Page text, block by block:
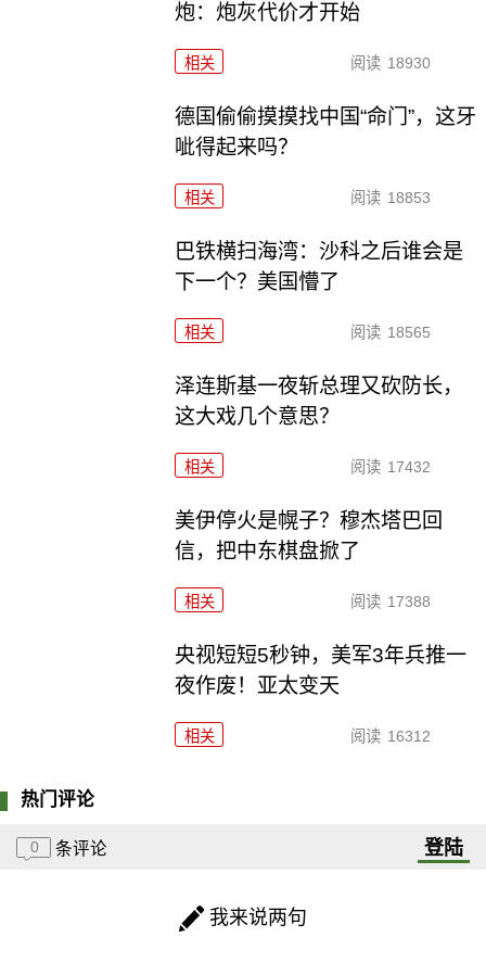
炮：炮灰代价才开始
相关 阅读 18930
德国偷偷摸摸找中国“命门”，这牙
呲得起来吗？
相关 阅读 18853
巴铁横扫海湾：沙科之后谁会是
下一个？美国懵了
相关 阅读 18565
泽连斯基一夜斩总理又砍防长，
这大戏几个意思？
相关 阅读 17432
美伊停火是幌子？穆杰塔巴回
信，把中东棋盘掀了
相关 阅读 17388
央视短短5秒钟，美军3年兵推一
夜作废！亚太变天
相关 阅读 16312
热门评论
0 条评论 登陆
我来说两句